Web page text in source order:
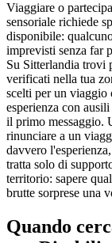
Viaggiare o
sensoriale richiede
disponibile:
imprevisti senza far
Su Sitterlandia trovi
verificati nella tua
scelti per un viaggio
esperienza con
il primo messaggio.
rinunciare a un
davvero
tratta solo di
territorio: sapere
brutte sorprese una
Quando